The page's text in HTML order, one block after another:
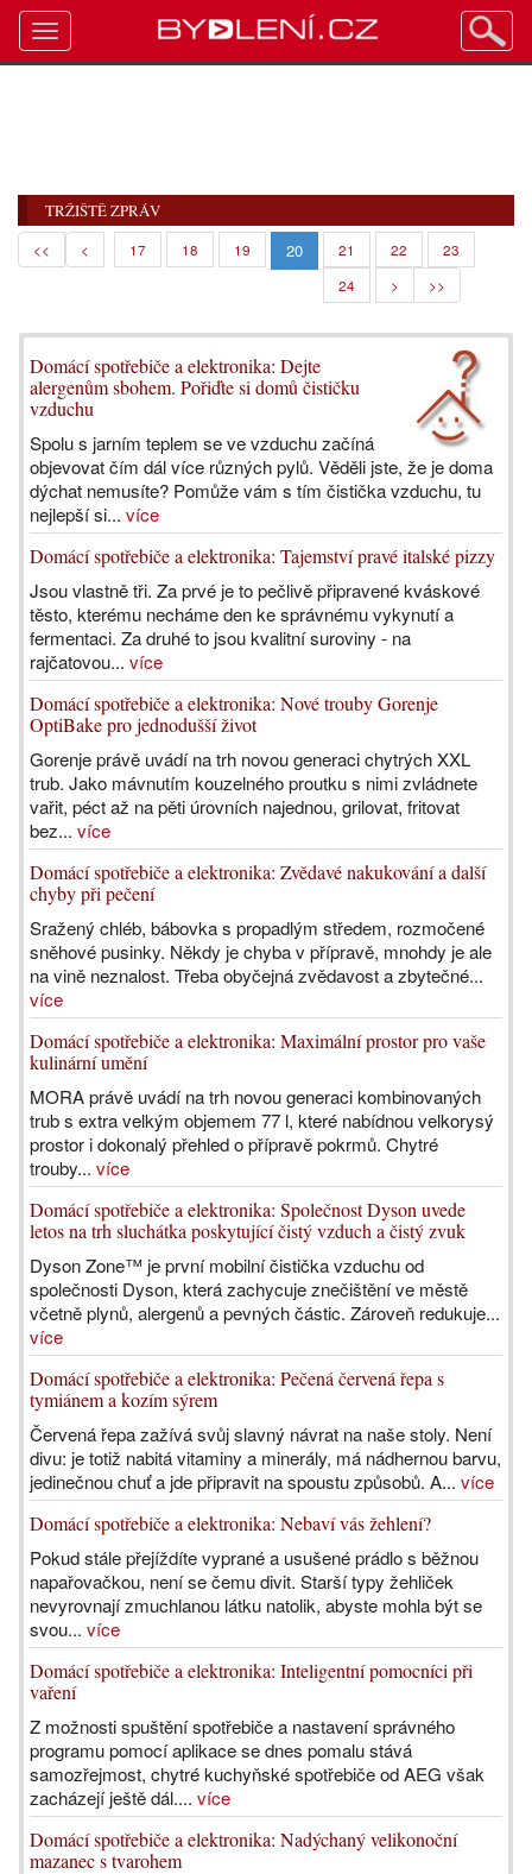
TRŽIŠTĚ ZPRÁV
<< < 17 18 19 20 21 22
23
24
> >>
Domácí spotřebiče a elektronika: Dejte
alergenům sbohem. Pořiďte si domů čističku
vzduchu
Spolu s jarním teplem se ve vzduchu začíná
objevovat čím dál více různých pylů. Věděli jste, že je doma
dýchat nemusíte? Pomůže vám s tím čistička vzduchu, tu
nejlepší si... více
Domácí spotřebiče a elektronika: Tajemství pravé italské pizzy
Jsou vlastně tři. Za prvé je to pečlivě připravené kváskové
těsto, kterému necháme den ke správnému vykynutí a
fermentaci. Za druhé to jsou kvalitní suroviny - na
rajčatovou... více
Domácí spotřebiče a elektronika: Nové trouby Gorenje
OptiBake pro jednodušší život
Gorenje právě uvádí na trh novou generaci chytrých XXL
trub. Jako mávnutím kouzelného proutku s nimi zvládnete
vařit, péct až na pěti úrovních najednou, grilovat, fritovat
bez... více
Domácí spotřebiče a elektronika: Zvědavé nakukování a další
chyby při pečení
Sražený chléb, bábovka s propadlým středem, rozmočené
sněhové pusinky. Někdy je chyba v přípravě, mnohdy je ale
na vině neznalost. Třeba obyčejná zvědavost a zbytečné...
více
Domácí spotřebiče a elektronika: Maximální prostor pro vaše
kulinární umění
MORA právě uvádí na trh novou generaci kombinovaných
trub s extra velkým objemem 77 l, které nabídnou velkorysý
prostor i dokonalý přehled o přípravě pokrmů. Chytré
trouby... více
Domácí spotřebiče a elektronika: Společnost Dyson uvede
letos na trh sluchátka poskytující čistý vzduch a čistý zvuk
Dyson Zone™ je první mobilní čistička vzduchu od
společnosti Dyson, která zachycuje znečištění ve městě
včetně plynů, alergenů a pevných částic. Zároveň redukuje...
více
Domácí spotřebiče a elektronika: Pečená červená řepa s
tymiánem a kozím sýrem
Červená řepa zažívá svůj slavný návrat na naše stoly. Není
divu: je totiž nabitá vitaminy a minerály, má nádhernou barvu,
jedinečnou chuť a jde připravit na spoustu způsobů. A... více
Domácí spotřebiče a elektronika: Nebaví vás žehlení?
Pokud stále přejíždíte vyprané a usušené prádlo s běžnou
napařovačkou, není se čemu divit. Starší typy žehliček
nevyrovnají zmuchlanou látku natolik, abyste mohla být se
svou... více
Domácí spotřebiče a elektronika: Inteligentní pomocníci při
vaření
Z možnosti spuštění spotřebiče a nastavení správného
programu pomocí aplikace se dnes pomalu stává
samozřejmost, chytré kuchyňské spotřebiče od AEG však
zacházejí ještě dál.... více
Domácí spotřebiče a elektronika: Nadýchaný velikonoční
mazanec s tvarohem
Toggle
navigation